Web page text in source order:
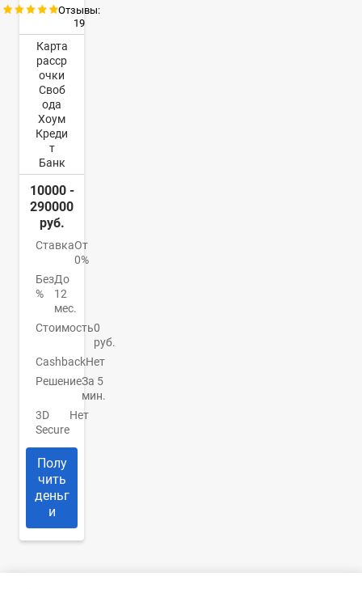
Отзывы:
19
Карта
расср
очки
Своб
ода
Хоум
Креди
т
Банк
10000 -
290000
руб.
СтавкаОт
0%
Без
%
До
12
мес.
Стоимость0
руб.
CashbackНет
РешениеЗа 5
мин.
3D
Secure
Нет
Полу
чить
деньг
и